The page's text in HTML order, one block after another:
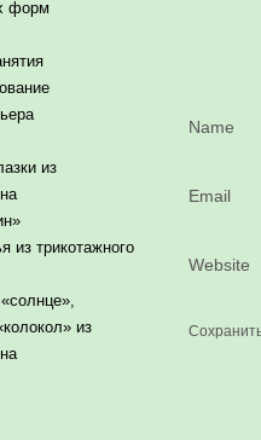
Name
Email
Website
форм
из
из трикотажного
из